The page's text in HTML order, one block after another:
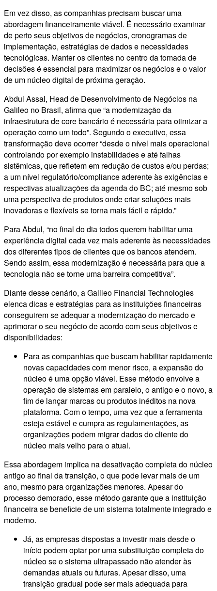
Em vez disso, as companhias precisam buscar uma
abordagem financeiramente viável. É necessário examinar
de perto seus objetivos de negócios, cronogramas de
implementação, estratégias de dados e necessidades
tecnológicas. Manter os clientes no centro da tomada de
decisões é essencial para maximizar os negócios e o valor
de um núcleo digital de próxima geração.
Abdul Assal, Head de Desenvolvimento de Negócios na
Galileo no Brasil, afirma que “a modernização da
infraestrutura de core bancário é necessária para otimizar a
operação como um todo”. Segundo o executivo, essa
transformação deve ocorrer “desde o nível mais operacional
controlando por exemplo instabilidades e até falhas
sistêmicas, que refletem em redução de custos e/ou perdas;
a um nível regulatório/compliance aderente às exigências e
respectivas atualizações da agenda do BC; até mesmo sob
uma perspectiva de produtos onde criar soluções mais
inovadoras e flexíveis se torna mais fácil e rápido.”
Para Abdul, “no final do dia todos querem habilitar uma
experiência digital cada vez mais aderente às necessidades
dos diferentes tipos de clientes que os bancos atendem.
Sendo assim, essa modernização é necessária para que a
tecnologia não se torne uma barreira competitiva”.
Diante desse cenário, a Galileo Financial Technologies
elenca dicas e estratégias para as instituições financeiras
conseguirem se adequar a modernização do mercado e
aprimorar o seu negócio de acordo com seus objetivos e
disponibilidades:
Para as companhias que buscam habilitar rapidamente
novas capacidades com menor risco, a expansão do
núcleo é uma opção viável. Esse método envolve a
operação de sistemas em paralelo, o antigo e o novo, a
fim de lançar marcas ou produtos inéditos na nova
plataforma. Com o tempo, uma vez que a ferramenta
esteja estável e cumpra as regulamentações, as
organizações podem migrar dados do cliente do
núcleo mais velho para o atual.
Essa abordagem implica na desativação completa do núcleo
antigo ao final da transição, o que pode levar mais de um
ano, mesmo para organizações menores. Apesar do
processo demorado, esse método garante que a instituição
financeira se beneficie de um sistema totalmente integrado e
moderno.
Já, as empresas dispostas a investir mais desde o
início podem optar por uma substituição completa do
núcleo se o sistema ultrapassado não atender às
demandas atuais ou futuras. Apesar disso, uma
transição gradual pode ser mais adequada para